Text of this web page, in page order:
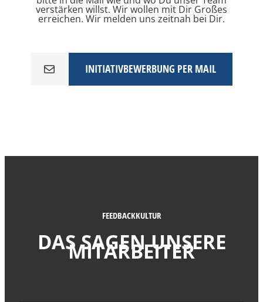
verstärken willst. Wir wollen mit Dir Großes
erreichen. Wir melden uns zeitnah bei Dir.
INITIATIVBEWERBUNG PER MAIL
FEEDBACKKULTUR
DAS SAGEN UNSERE
MITARBEITER